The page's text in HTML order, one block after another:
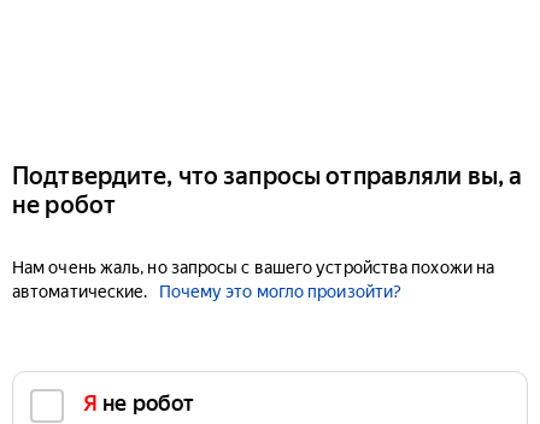
Подтвердите, что запросы отправляли вы, а
не робот
Нам очень жаль, но запросы с вашего устройства похожи на
автоматические.
Почему это могло произойти?
Я не робот